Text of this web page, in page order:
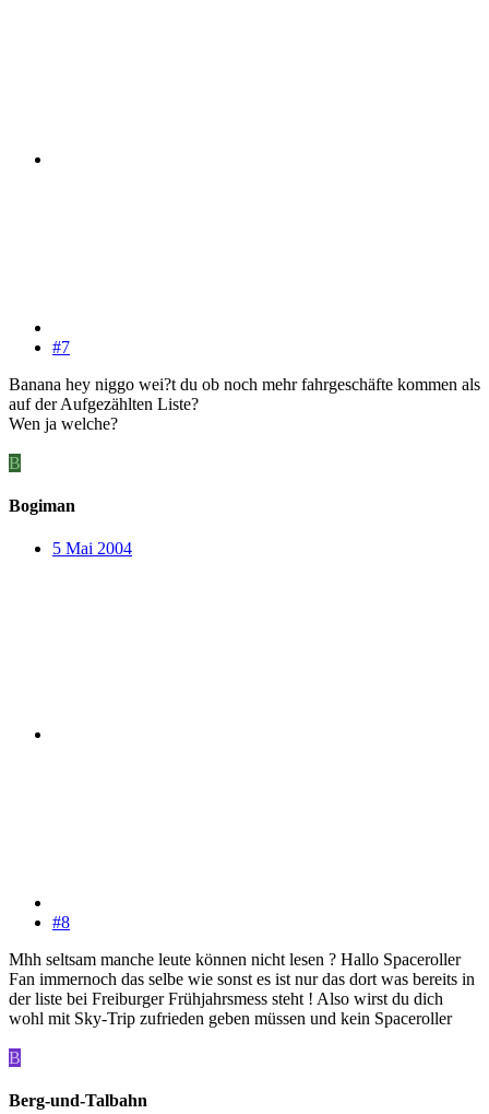
#7
Banana hey niggo wei?t du ob noch mehr fahrgeschäfte kommen als
auf der Aufgezählten Liste?
Wen ja welche?
B
Bogiman
5 Mai 2004
#8
Mhh seltsam manche leute können nicht lesen ? Hallo Spaceroller
Fan immernoch das selbe wie sonst es ist nur das dort was bereits in
der liste bei Freiburger Frühjahrsmess steht ! Also wirst du dich
wohl mit Sky-Trip zufrieden geben müssen und kein Spaceroller
B
Berg-und-Talbahn